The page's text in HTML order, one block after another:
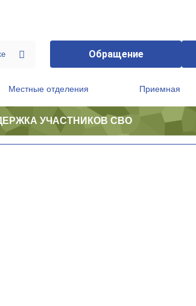
Обращение
Местные отделения Приемная
УЧАСТНИКОВ СВО